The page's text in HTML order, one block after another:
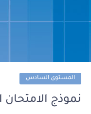
المستوى السادس
نموذج